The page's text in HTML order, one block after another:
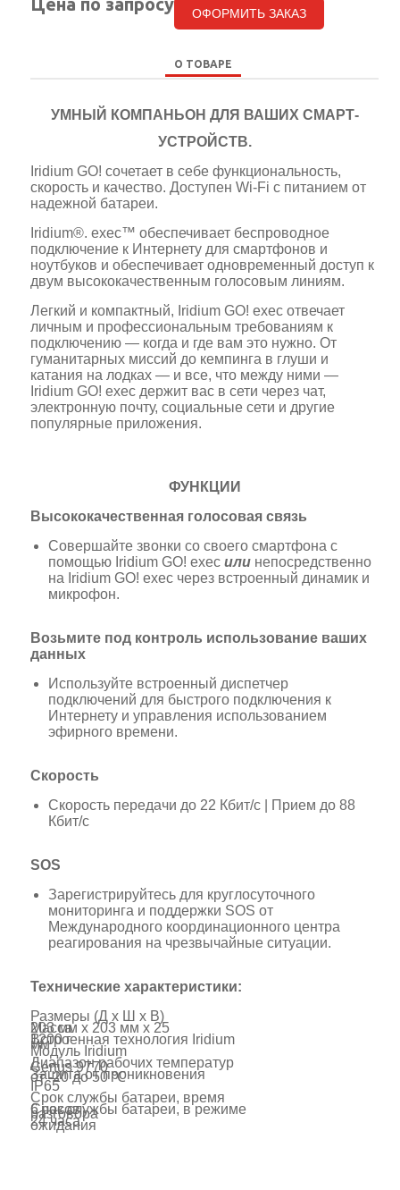
ОФОРМИТЬ ЗАКАЗ
О ТОВАРЕ
УМНЫЙ КОМПАНЬОН ДЛЯ ВАШИХ СМАРТ-
УСТРОЙСТВ.
Iridium GO! сочетает в себе функциональность,
скорость и качество. Доступен Wi-Fi с питанием от
надежной батареи.
Iridium®. exec™ обеспечивает беспроводное
подключение к Интернету для смартфонов и
ноутбуков и обеспечивает одновременный доступ к
двум высококачественным голосовым линиям.
Легкий и компактный, Iridium GO! exec отвечает
личным и профессиональным требованиям к
подключению — когда и где вам это нужно. От
гуманитарных миссий до кемпинга в глуши и
катания на лодках — и все, что между ними —
Iridium GO! exec держит вас в сети через чат,
электронную почту, социальные сети и другие
популярные приложения.
ФУНКЦИИ
Высококачественная голосовая связь
Совершайте звонки со своего смартфона с
помощью Iridium GO! execили непосредственно
на Iridium GO! exec через встроенный динамик и
микрофон.
Возьмите под контроль использование ваших
данных
Используйте встроенный диспетчер
подключений для быстрого подключения к
Интернету и управления использованием
эфирного времени.
Скорость
Скорость передачи до 22 Кбит/с | Прием до 88
Кбит/с
SOS
Зарегистрируйтесь для круглосуточного
мониторинга и поддержки SOS от
Международного координационного центра
реагирования на чрезвычайные ситуации.
Технические характеристики:
Размеры (Д х Ш х В)
203 мм х 203 мм х 25
мм
Масса
1200 г
Встроенная технология Iridium
Модуль Iridium
Certus 9770
Диапазон рабочих температур
от -20 до 50 ℃
Защита от проникновения
IP65
Срок службы батареи, время
разговора
6 часов
Срок службы батареи, в режиме
ожидания
24 часа